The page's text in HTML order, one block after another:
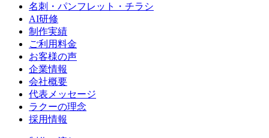
名刺・パンフレット・チラシ
AI研修
制作実績
ご利用料金
お客様の声
企業情報
会社概要
代表メッセージ
ラクーの理念
採用情報